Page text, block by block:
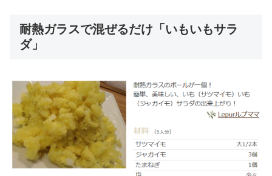
耐熱ガラスで混ぜるだけ「いもいもサラ
ダ」